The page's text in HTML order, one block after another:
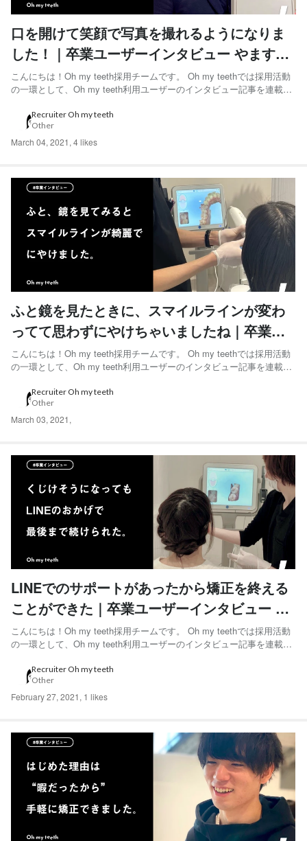
口を開けて笑顔で写真を撮れるようになりま
した！｜卒業ユーザーインタビュー やますけ
さん編
こんにちは！Oh my teeth採用チームです。 Oh my teethでは採用活動
の一環として、Oh my teeth利用ユーザーのインタビュー記事を連載し
ますけさんにインタビューをしました。 ◆やますけさん 30代前半男
性。埼玉県在住。医療機...
Recruiter Oh my teeth
Other
March 04, 2021 , 4 likes
ふと鏡を見たときに、スマイルラインが変わ
ってて思わずにやけちゃいましたね｜卒業ユ
ーザーインタビュー Saeさん編
こんにちは！Oh my teeth採用チームです。 Oh my teethでは採用活動
の一環として、Oh my teeth利用ユーザーのインタビュー記事を連載し
く歯並びを整えることができました。」と語ってくれたSaeさんにイン
タビューをしました。 ...
Recruiter Oh my teeth
Other
March 03, 2021 ,
LINEでのサポートがあったから矯正を終える
ことができた｜卒業ユーザーインタビュー K･
Kさん編
こんにちは！Oh my teeth採用チームです。 Oh my teethでは採用活動
の一環として、Oh my teeth利用ユーザーのインタビュー記事を連載し
とができた」と語ってくれたK･Kさんにインタビューをしました。
◆K･Kさん 2...
Recruiter Oh my teeth
Other
February 27, 2021 , 1 likes